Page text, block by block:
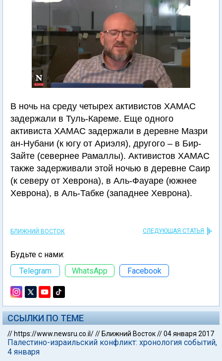
В ночь на среду четырех активистов ХАМАС
задержали в Туль-Кареме. Еще одного
активиста ХАМАС задержали в деревне Мазри
ан-Нубани (к югу от Ариэля), другого – в Бир-
Зайте (севернее Рамаллы). Активистов ХАМАС
также задерживали этой ночью в деревне Саир
(к северу от Хеврона), в Аль-Фауаре (южнее
Хеврона), в Аль-Табке (западнее Хеврона).
БЛИЖНИЙ ВОСТОК СЛЕДУЮЩАЯ СТАТЬЯ
Будьте с нами:
Telegram
WhatsApp Facebook
ССЫЛКИ ПО ТЕМЕ
// https://www.newsru.co.il/// Ближний Восток//04 января 2017
Палестино-израильский конфликт: хронология событий,
4 января